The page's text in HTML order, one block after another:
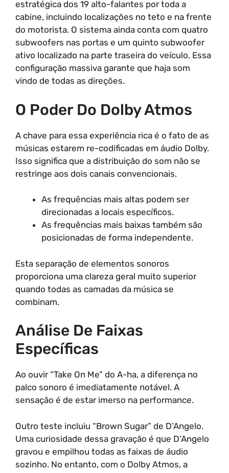
estratégica dos 19 alto-falantes por toda a
cabine, incluindo localizações no teto e na frente
do motorista. O sistema ainda conta com quatro
subwoofers nas portas e um quinto subwoofer
ativo localizado na parte traseira do veículo. Essa
configuração massiva garante que haja som
vindo de todas as direções.
O Poder Do Dolby Atmos
A chave para essa experiência rica é o fato de as
músicas estarem re-codificadas em áudio Dolby.
Isso significa que a distribuição do som não se
restringe aos dois canais convencionais.
As frequências mais altas podem ser
direcionadas a locais específicos.
As frequências mais baixas também são
posicionadas de forma independente.
Esta separação de elementos sonoros
proporciona uma clareza geral muito superior
quando todas as camadas da música se
combinam.
Análise De Faixas
Específicas
Ao ouvir “Take On Me” do A-ha, a diferença no
palco sonoro é imediatamente notável. A
sensação é de estar imerso na performance.
Outro teste incluiu “Brown Sugar” de D’Angelo.
Uma curiosidade dessa gravação é que D’Angelo
gravou e empilhou todas as faixas de áudio
sozinho. No entanto, com o Dolby Atmos, a